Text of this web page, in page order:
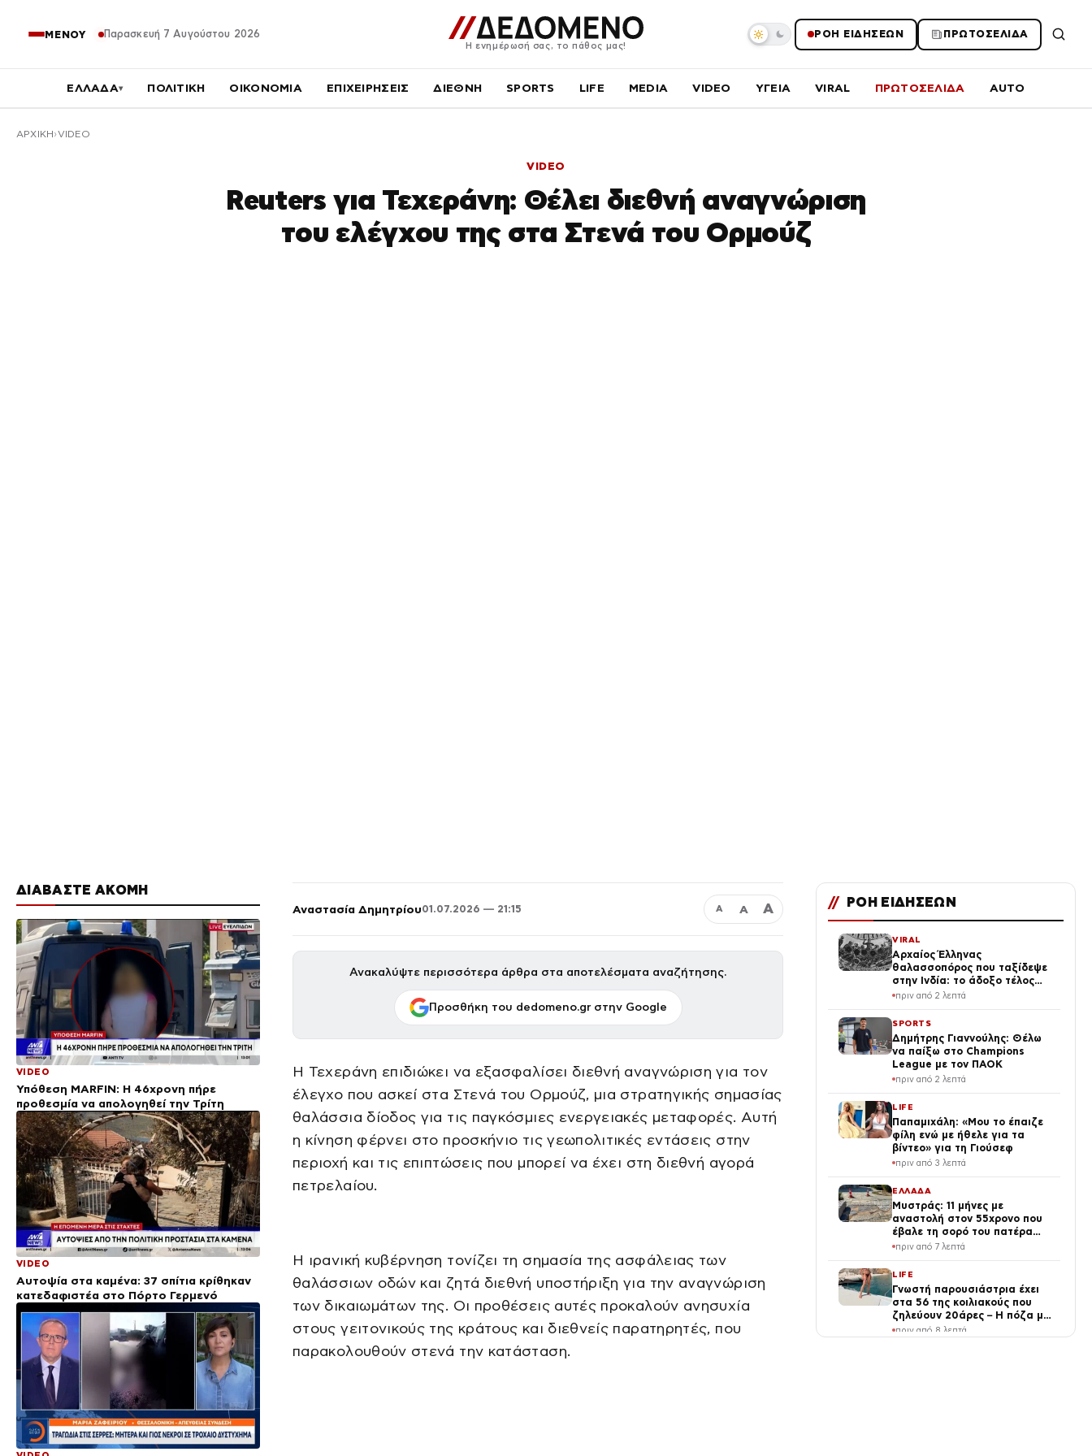
ΜΕΝΟΥ Παρασκευή 7 Αυγούστου 2026
Η ενημέρωσή σας, το πάθος μας!
ΡΟΗ ΕΙΔΗΣΕΩΝ ΠΡΩΤΟΣΕΛΙΔΑ
ΕΛΛΑΔΑ▾ ΠΟΛΙΤΙΚΗ ΟΙΚΟΝΟΜΙΑ ΕΠΙΧΕΙΡΗΣΕΙΣ ΔΙΕΘΝΗ SPORTS LIFE MEDIA VIDEO ΥΓΕΙΑ VIRAL ΠΡΩΤΟΣΕΛΙΔΑ AUTO
ΑΡΧΙΚΉ VIDEO
VIDEO
Reuters για Τεχεράνη: Θέλει διεθνή αναγνώριση
του ελέγχου της στα Στενά του Ορμούζ
ΔΙΑΒΑΣΤΕ ΑΚΟΜΗ
VIDEO
Υπόθεση MARFIN: Η 46χρονη πήρε
προθεσμία να απολογηθεί την Τρίτη
VIDEO
Αυτοψία στα καμένα: 37 σπίτια κρίθηκαν
κατεδαφιστέα στο Πόρτο Γερμενό
Αναστασία Δημητρίου01.07.2026 — 21:15 Α Α Α
Ανακαλύψτε περισσότερα άρθρα στα αποτελέσματα αναζήτησης.
Προσθήκη του dedomeno.gr στην Google
Η Τεχεράνη επιδιώκει να εξασφαλίσει διεθνή αναγνώριση για τον
έλεγχο που ασκεί στα Στενά του Ορμούζ, μια στρατηγικής σημασίας
θαλάσσια δίοδος για τις παγκόσμιες ενεργειακές μεταφορές. Αυτή
η κίνηση φέρνει στο προσκήνιο τις γεωπολιτικές εντάσεις στην
περιοχή και τις επιπτώσεις που μπορεί να έχει στη διεθνή αγορά
πετρελαίου.
Η ιρανική κυβέρνηση τονίζει τη σημασία της ασφάλειας των
θαλάσσιων οδών και ζητά διεθνή υποστήριξη για την αναγνώριση
των δικαιωμάτων της. Οι προθέσεις αυτές προκαλούν ανησυχία
στους γειτονικούς της κράτους και διεθνείς παρατηρητές, που
παρακολουθούν στενά την κατάσταση.
// ΡΟΗ ΕΙΔΗΣΕΩΝ
VIRAL
Αρχαίος Έλληνας
θαλασσοπόρος που ταξίδεψε
στην Ινδία: το άδοξο τέλος
του
πριν από 2 λεπτά
SPORTS
Δημήτρης Γιαννούλης: Θέλω
να παίξω στο Champions
League με τον ΠΑΟΚ
πριν από 2 λεπτά
LIFE
Παπαμιχάλη: «Μου το έπαιζε
φίλη ενώ με ήθελε για τα
βίντεο» για τη Γιούσεφ
πριν από 3 λεπτά
ΕΛΛΑΔΑ
Μυστράς: 11 μήνες με
αναστολή στον 55χρονο που
έβαλε τη σορό του πατέρα
του σε καταψύκτη – «Ήταν ο
ήθελα να τον βλέπω»
πριν από 7 λεπτά
LIFE
Γνωστή παρουσιάστρια έχει
στα 56 της κοιλιακούς που
ζηλεύουν 20άρες – Η πόζα με
μπικίνι που «σαρώνει» τα
social
πριν από 8 λεπτά